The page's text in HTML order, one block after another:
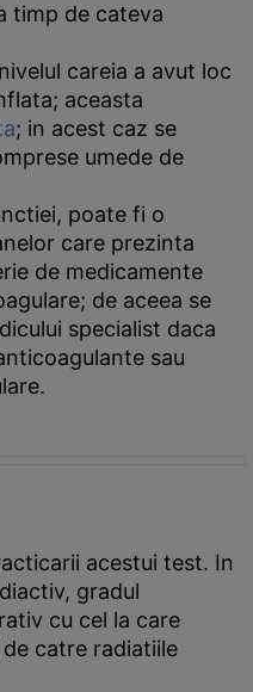
timp de cateva
careia a avut loc
aceasta
; in acest caz se
umede de
poate fi o
care prezinta
de medicamente
de aceea se
specialist daca
sau
acestui test. In
gradul
cu cel la care
catre radiatiile